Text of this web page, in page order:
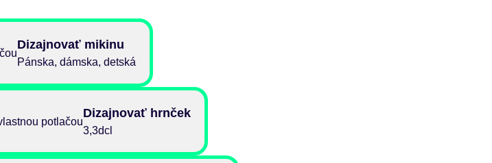
Dizajnovať mikinu
Pánska, dámska, detská
Dizajnovať hrnček
3,3dcl